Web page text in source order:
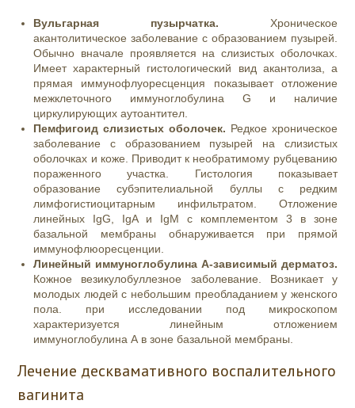
Вульгарная пузырчатка. Хроническое
акантолитическое заболевание с образованием пузырей.
Обычно вначале проявляется на слизистых оболочках.
Имеет характерный гистологический вид акантолиза, а
прямая иммунофлуоресценция показывает отложение
межклеточного иммуноглобулина G и наличие
циркулирующих аутоантител.
Пемфигоид слизистых оболочек. Редкое хроническое
заболевание с образованием пузырей на слизистых
оболочках и коже. Приводит к необратимому рубцеванию
пораженного участка. Гистология показывает
образование субэпителиальной буллы с редким
лимфогистиоцитарным инфильтратом. Отложение
линейных IgG, IgA и IgM с комплементом 3 в зоне
базальной мембраны обнаруживается при прямой
иммунофлюоресценции.
Линейный иммуноглобулина А-зависимый дерматоз.
Кожное везикулобуллезное заболевание. Возникает у
молодых людей с небольшим преобладанием у женского
пола. при исследовании под микроскопом
характеризуется линейным отложением
иммуноглобулина А в зоне базальной мембраны.
Лечение десквамативного воспалительного
вагинита